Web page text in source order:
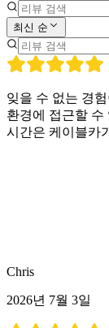
최신 순
잊을 수 없는 경
환경에 접근할 수
시간은 케이블카
Chris
2026년 7월 3일